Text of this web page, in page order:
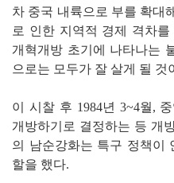
차 중국 내륙으로 부를 확대
로 인한 지역적 경제 격차
개혁개방 초기에 나타나는
으로는 모두가 잘 살게 될 것
이 시찰 후 1984년 3~4월,
개방하기로 결정하는 등 개
의 남순강화는 특구 정책이
할을 했다.